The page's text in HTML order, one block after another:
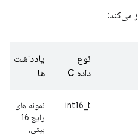
نوع
داده C
یادداشت
ها
int16_t
نمونه های
رایج 16
بیتی،